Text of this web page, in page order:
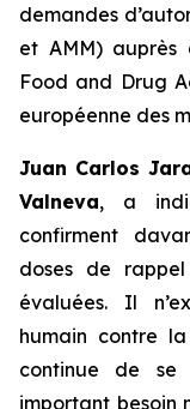
demandes
et AMM) auprès
Food and Drug
européenne des
Juan Carlos
Valneva, a
confirment
doses de
évaluées. Il
humain contre
continue de se
important besoin